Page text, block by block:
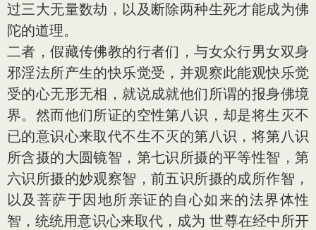
过三大无量数劫，以及断除两种生死才能成为佛
陀的道理。
二者，假藏传佛教的行者们，与女众行男女双身
邪淫法所产生的快乐觉受，并观察此能观快乐觉
受的心无形无相，就说成就他们所谓的报身佛境
界。然而他们所证的空性第八识，却是将生灭不
已的意识心来取代不生不灭的第八识，将第八识
所含摄的大圆镜智，第七识所摄的平等性智，第
六识所摄的妙观察智，前五识所摄的成所作智，
以及菩萨于因地所亲证的自心如来的法界体性
智，统统用意识心来取代，成为 世尊在经中所开